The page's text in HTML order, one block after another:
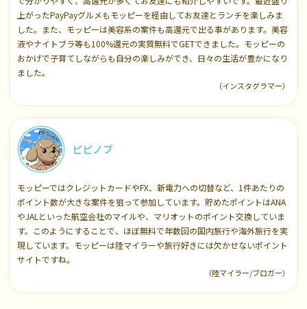
上がったPayPayグルメもモッピーを経由してお友達とランチを楽しみま
した。また、モッピーは美容系の案件も高還元で出る事があります。美容
液やナイトブラ等も100%還元の実質無料でGETできました。モッピーの
おかげで子育てしながらも自分の楽しみができ、日々の生活が豊かになり
ました。
（インスタグラマー）
ピピノブ
モッピーではクレジットカードやFX、新電力への切替など、1件あたりの
ポイント数が大きな案件を狙って参加しています。貯めたポイントはANA
やJALといった航空会社のマイルや、マリオットのポイント交換していま
す。このようにすることで、ほぼ無料で年数回の国内旅行や海外旅行を実
現しています。モッピーは陸マイラーや旅行好きには欠かせないポイント
サイトですね。
（陸マイラー/ブロガー）